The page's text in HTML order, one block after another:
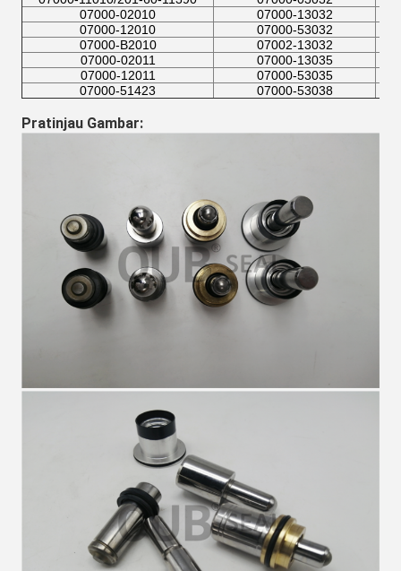
07000-02010
07000-13032
07000-12010
07000-53032
07000-B2010
07002-13032
07000-02011
07000-13035
07000-12011
07000-53035
07000-51423
07000-53038
Pratinjau Gambar: